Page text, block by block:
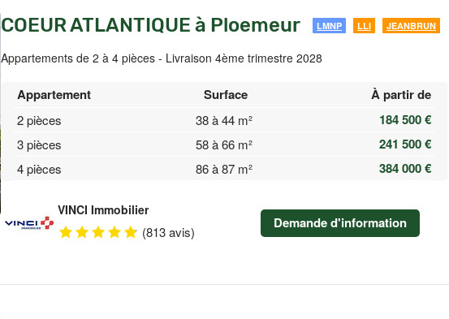
COEUR ATLANTIQUE à Ploemeur LMNP LLI JEANBRUN
Appartements de 2 à 4 pièces - Livraison 4ème trimestre 2028
Appartement Surface À partir de
2 pièces 38 à 44 m² 184 500 €
3 pièces 58 à 66 m² 241 500 €
4 pièces 86 à 87 m² 384 000 €
VINCI Immobilier
(813 avis) Demande d'information